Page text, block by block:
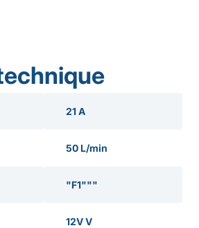
21 A
50 L/min
"F1"""
12V V